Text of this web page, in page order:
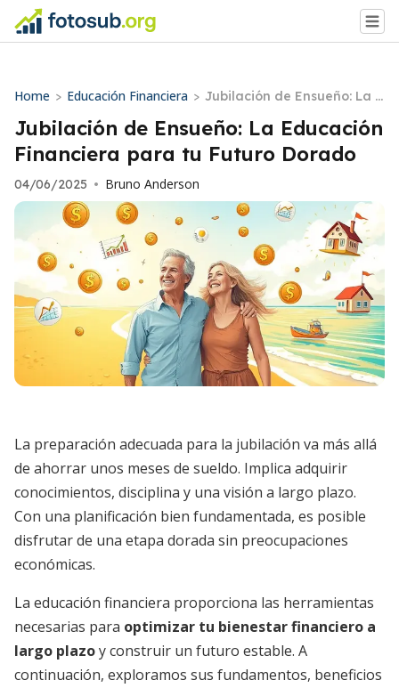
Home > Educación Financiera > Jubilación de Ensueño: La E
ducación Financiera para t
u Futuro Dorado
Jubilación de Ensueño: La Educación
Financiera para tu Futuro Dorado
04/06/2025 • Bruno Anderson
La preparación adecuada para la jubilación va más allá
de ahorrar unos meses de sueldo. Implica adquirir
conocimientos, disciplina y una visión a largo plazo.
Con una planificación bien fundamentada, es posible
disfrutar de una etapa dorada sin preocupaciones
económicas.
La educación financiera proporciona las herramientas
necesarias para optimizar tu bienestar financiero a
largo plazoy construir un futuro estable. A
continuación, exploramos sus fundamentos, beneficios